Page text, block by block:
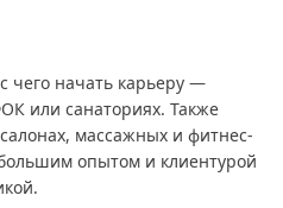
чего начать карьеру —
или санаториях. Также
массажных и фитнес-
опытом и клиентурой